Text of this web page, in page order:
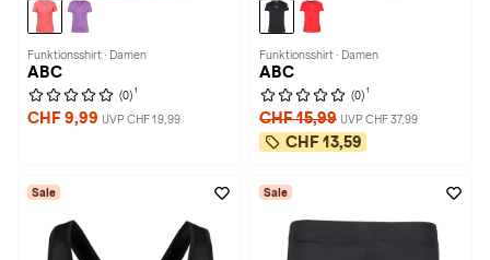
Funktionsshirt · Damen
ABC
(0) 1
CHF 9,99 UVP CHF 19,99
Funktionsshirt · Damen
ABC
(0) 1
CHF 15,99 UVP CHF 37,99
CHF 13,59
Sale Sale